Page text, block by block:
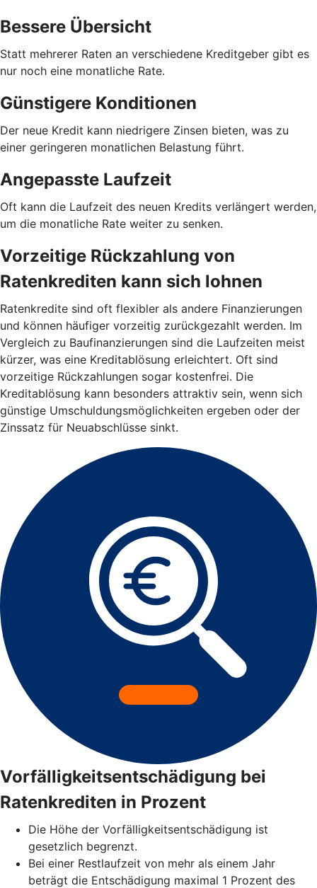
Bessere Übersicht
Statt mehrerer Raten an verschiedene Kreditgeber gibt es
nur noch eine monatliche Rate.
Günstigere Konditionen
Der neue Kredit kann niedrigere Zinsen bieten, was zu
einer geringeren monatlichen Belastung führt.
Angepasste Laufzeit
Oft kann die Laufzeit des neuen Kredits verlängert werden,
um die monatliche Rate weiter zu senken.
Vorzeitige Rückzahlung von
Ratenkrediten kann sich lohnen
Ratenkredite sind oft flexibler als andere Finanzierungen
und können häufiger vorzeitig zurückgezahlt werden. Im
Vergleich zu Baufinanzierungen sind die Laufzeiten meist
kürzer, was eine Kreditablösung erleichtert. Oft sind
vorzeitige Rückzahlungen sogar kostenfrei. Die
Kreditablösung kann besonders attraktiv sein, wenn sich
günstige Umschuldungsmöglichkeiten ergeben oder der
Zinssatz für Neuabschlüsse sinkt.
Vorfälligkeitsentschädigung bei
Ratenkrediten in Prozent
Die Höhe der Vorfälligkeitsentschädigung ist
gesetzlich begrenzt.
Bei einer Restlaufzeit von mehr als einem Jahr
beträgt die Entschädigung maximal 1 Prozent des